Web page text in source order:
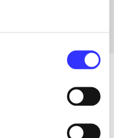
udgivelser